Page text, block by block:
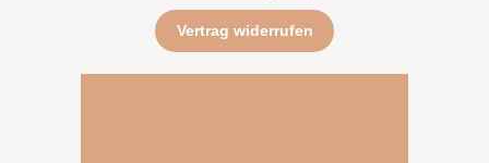
Vertrag widerrufen